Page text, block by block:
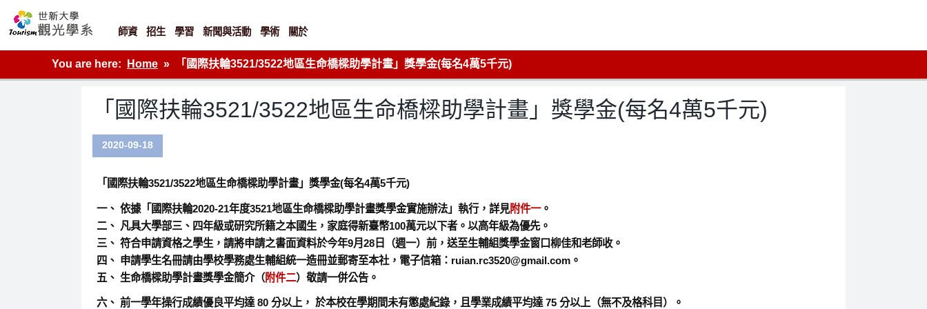
content
世新大學觀光學系網站
師資 招生 學習 新聞與活動 學術 關於
You are here: Home 「國際扶輪3521/3522地區生命橋樑助學計畫」獎學金(每名4萬5千元)
「國際扶輪3521/3522地區生命橋樑助學計畫」獎學金(每名4萬5千元)
2020-09-18
「國際扶輪3521/3522地區生命橋樑助學計畫」獎學金(每名4萬5千元)
一、 依據「國際扶輪2020-21年度3521地區生命橋樑助學計畫獎學金實施辦法」執行，詳見附件一。
二、 凡具大學部三、四年級或研究所籍之本國生，家庭得新臺幣100萬元以下者。以高年級為優先。
三、 符合申請資格之學生，請將申請之書面資料於今年9月28日（週一）前，送至生輔組獎學金窗口柳佳和老師收。
四、 申請學生名冊請由學校學務處生輔組統一造冊並郵寄至本社，電子信箱：ruian.rc3520@gmail.com。
五、 生命橋樑助學計畫獎學金簡介（附件二）敬請一併公告。
六、 前一學年操行成績優良平均達 80 分以上， 於本校在學期間未有懲處紀錄，且學業成績平均達 75 分以上（無不及格科目）。